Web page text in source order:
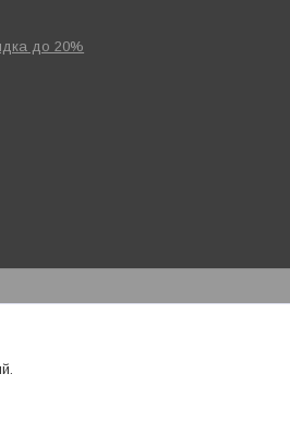
до 20%